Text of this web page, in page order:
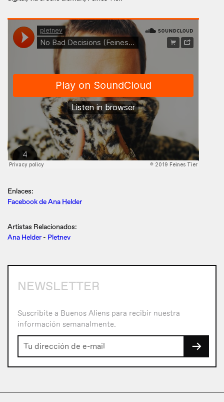
Enlaces:
Facebook de Ana Helder
Artistas Relacionados:
Ana Helder - Pletnev
NEWSLETTER
Suscribite a Buenos Aliens para recibir nuestra
información semanalmente.
→